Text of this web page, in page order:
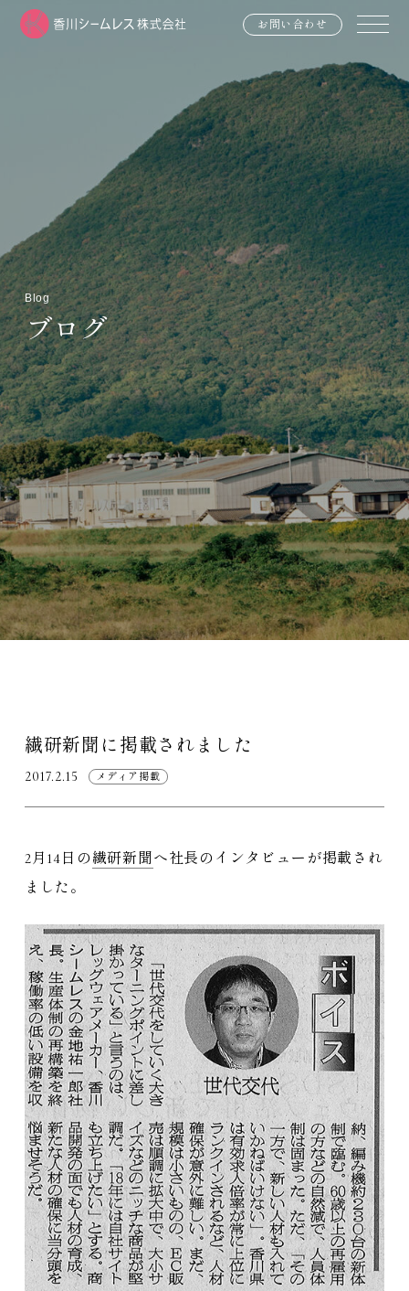
お問い合わせ
Blog
ブログ
繊研新聞に掲載されました
2017.2.15 メディア掲載
2月14日の 繊研新聞 へ社長のインタビューが掲載され
ました。